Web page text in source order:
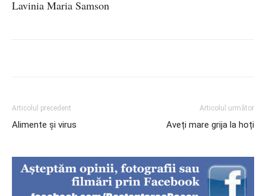
Lavinia Maria Samson
Articolul precedent
Alimente şi virus
Articolul următor
Aveți mare grija la hoți